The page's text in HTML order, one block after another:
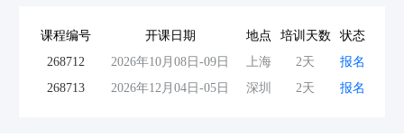
课程编号 开课日期 地点 培训天数
状态
268712
2026年10月08日-09日 上海 2天
报名
268713
2026年12月04日-05日 深圳 2天 报名